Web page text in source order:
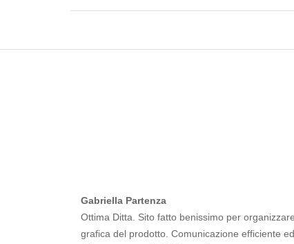
Gabriella Partenza
Ottima Ditta. Sito fatto benissimo per
grafica del prodotto. Comunicazione efficiente ed